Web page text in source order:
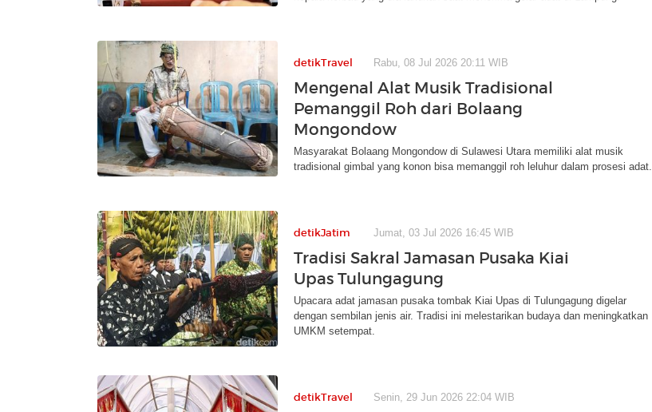
detikTravel Rabu, 08 Jul 2026 20:11 WIB
Mengenal Alat Musik Tradisional
Pemanggil Roh dari Bolaang
Mongondow
Masyarakat Bolaang Mongondow di Sulawesi Utara memiliki alat musik
tradisional gimbal yang konon bisa memanggil roh leluhur dalam prosesi adat.
detikJatim Jumat, 03 Jul 2026 16:45 WIB
Tradisi Sakral Jamasan Pusaka Kiai
Upas Tulungagung
Upacara adat jamasan pusaka tombak Kiai Upas di Tulungagung digelar
dengan sembilan jenis air. Tradisi ini melestarikan budaya dan meningkatkan
UMKM setempat.
detikTravel Senin, 29 Jun 2026 22:04 WIB